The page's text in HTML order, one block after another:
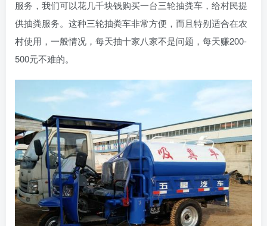
服务，我们可以花几千块钱购买一台三轮抽粪车，给村民提
供抽粪服务。这种三轮抽粪车非常方便，而且特别适合在农
村使用，一般情况，每天抽十家八家不是问题，每天赚200-
500元不难的。